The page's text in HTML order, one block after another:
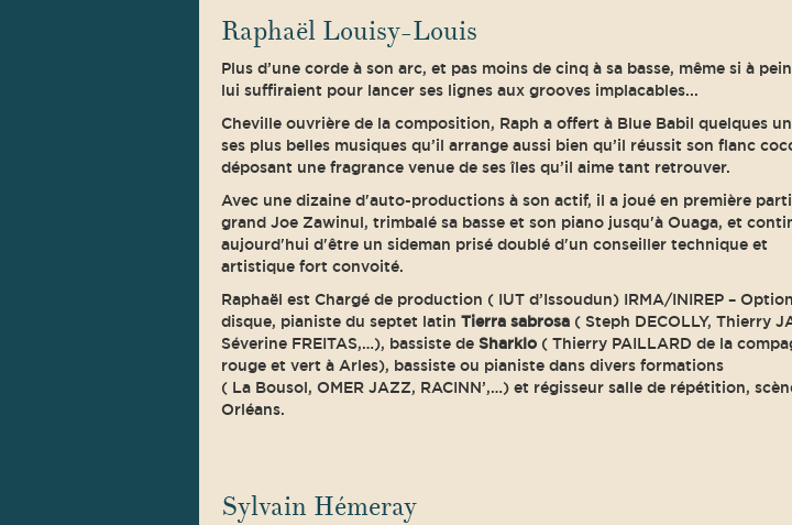
Raphaël Louisy-Louis
Plus d’une corde à son arc, et pas moins de cinq à sa basse, même si à
lui suffiraient pour lancer ses lignes aux grooves implacables...
Cheville ouvrière de la composition, Raph a offert à Blue Babil quelques
ses plus belles musiques qu’il arrange aussi bien qu’il réussit son flanc
déposant une fragrance venue de ses îles qu’il aime tant retrouver.
Avec une dizaine d'auto-productions à son actif, il a joué en première
grand Joe Zawinul, trimbalé sa basse et son piano jusqu'à Ouaga, et
aujourd'hui d'être un sideman prisé doublé d'un conseiller technique et
artistique fort convoité.
Raphaël est Chargé de production ( IUT d’Issoudun) IRMA/INIREP – Option
disque, pianiste du septet latin Tierra sabrosa( Steph DECOLLY, Thierry
Séverine FREITAS,…), bassiste de Sharklo( Thierry PAILLARD de la
rouge et vert à Arles), bassiste ou pianiste dans divers formations
( La Bousol, OMER JAZZ, RACINN’,…) et régisseur salle de répétition,
Orléans.
Sylvain Hémeray